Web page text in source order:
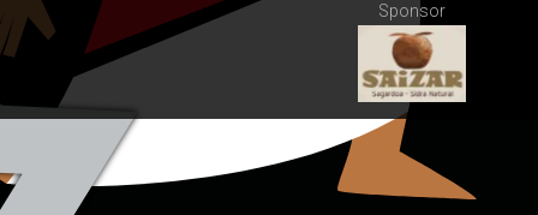
Sponsor